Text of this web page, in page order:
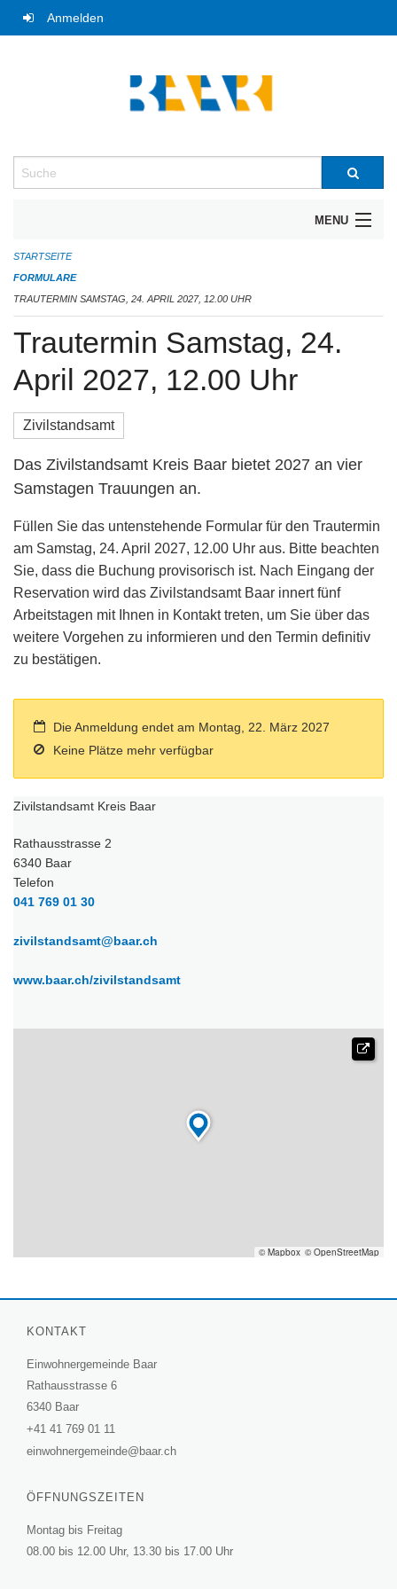
NavigationAnmelden
MENU
UNTERNEHMERFRÜHSTÜCK
BIBLIOTHEK
TRAUTERMINE
STARTSEITE
FORMULARE
TRAUTERMIN SAMSTAG, 24. APRIL 2027, 12.00 UHR
Trautermin Samstag, 24.
April 2027, 12.00 Uhr
Zivilstandsamt
Das Zivilstandsamt Kreis Baar bietet 2027 an vier
Samstagen Trauungen an.
Füllen Sie das untenstehende Formular für den Trautermin
am Samstag, 24. April 2027, 12.00 Uhr aus. Bitte beachten
Sie, dass die Buchung provisorisch ist. Nach Eingang der
Reservation wird das Zivilstandsamt Baar innert fünf
Arbeitstagen mit Ihnen in Kontakt treten, um Sie über das
weitere Vorgehen zu informieren und den Termin definitiv
zu bestätigen.
Die Anmeldung endet am Montag, 22. März 2027
Keine Plätze mehr verfügbar
Zivilstandsamt Kreis Baar
Rathausstrasse 2
6340 Baar
Telefon
041 769 01 30
zivilstandsamt@baar.ch
www.baar.ch/zivilstandsamt

© Mapbox © OpenStreetMap
KONTAKT
Einwohnergemeinde Baar
Rathausstrasse 6
6340 Baar
+41 41 769 01 11
einwohnergemeinde@baar.ch
ÖFFNUNGSZEITEN
Montag bis Freitag
08.00 bis 12.00 Uhr, 13.30 bis 17.00 Uhr